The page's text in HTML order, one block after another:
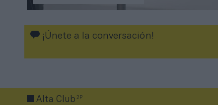
¡Únete a la conversación!
Alta Club2P